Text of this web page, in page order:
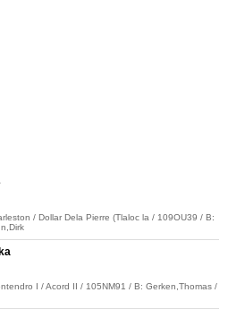
/ Dollar Dela Pierre (Tlaloc la / 109OU39 / B:
I / Acord II / 105NM91 / B: Gerken,Thomas /